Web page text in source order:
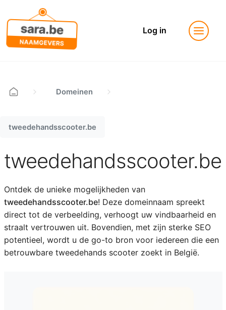
Log in
Domeinen
tweedehandsscooter.be
tweedehandsscooter.be
Ontdek de unieke mogelijkheden van
tweedehandsscooter.be! Deze domeinnaam spreekt
direct tot de verbeelding, verhoogt uw vindbaarheid en
straalt vertrouwen uit. Bovendien, met zijn sterke SEO
potentieel, wordt u de go-to bron voor iedereen die een
betrouwbare tweedehands scooter zoekt in België.